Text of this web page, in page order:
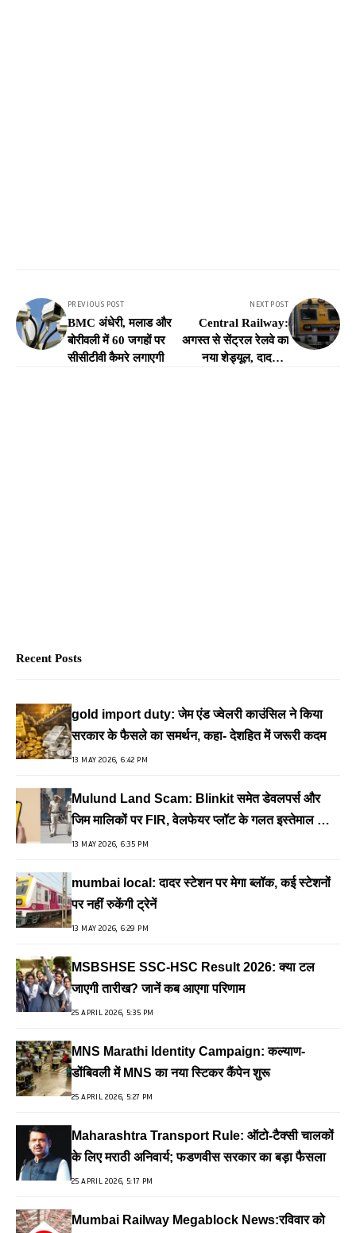
PREVIOUS POST
BMC अंधेरी, मलाड और
बोरीवली में 60 जगहों पर
सीसीटीवी कैमरे लगाएगी
NEXT POST
Central Railway:
अगस्त से सेंट्रल रेलवे का
नया शेड्यूल, दादर से
Recent Posts
gold import duty: जेम एंड ज्वेलरी काउंसिल ने किया
सरकार के फैसले का समर्थन, कहा- देशहित में जरूरी कदम
13 MAY 2026, 6:42 PM
Mulund Land Scam: Blinkit समेत डेवलपर्स और
जिम मालिकों पर FIR, वेलफेयर प्लॉट के गलत इस्तेमाल का
आरोप
13 MAY 2026, 6:35 PM
mumbai local: दादर स्टेशन पर मेगा ब्लॉक, कई स्टेशनों
पर नहीं रुकेंगी ट्रेनें
13 MAY 2026, 6:29 PM
MSBSHSE SSC-HSC Result 2026: क्या टल
जाएगी तारीख? जानें कब आएगा परिणाम
25 APRIL 2026, 5:35 PM
MNS Marathi Identity Campaign: कल्याण-
डोंबिवली में MNS का नया स्टिकर कैंपेन शुरू
25 APRIL 2026, 5:27 PM
Maharashtra Transport Rule: ऑटो-टैक्सी चालकों
के लिए मराठी अनिवार्य; फडणवीस सरकार का बड़ा फैसला
25 APRIL 2026, 5:17 PM
Mumbai Railway Megablock News:रविवार को